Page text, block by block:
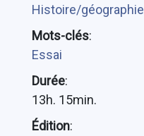
Histoire/géographie
Mots-clés:
Essai
Durée:
13h. 15min.
Édition: